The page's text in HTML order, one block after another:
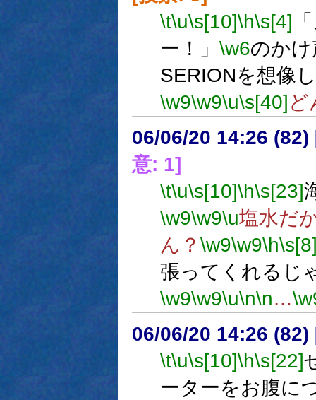
\t\u\s[10]\h\s[4]
ー！」 \w6のか
SERIONを想像
\w9\w9\u\s[40]ど
06/06/20 14:26 (82)
意: 1]
\t\u\s[10]\h\s[23]
\w9\w9\u塩水だ
ん？ \w9\w9\h
張ってくれるじ
\w9\w9\u\n\n…
06/06/20 14:26 (82)
\t\u\s[10]\h\s[22]
ーターをお腹に